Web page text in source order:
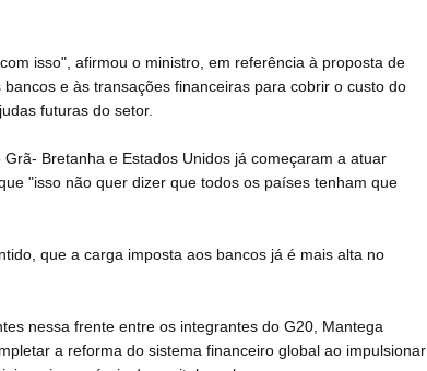
isso", afirmou o ministro, em referência à proposta de
e às transações financeiras para cobrir o custo do
futuras do setor.
Bretanha e Estados Unidos já começaram a atuar
"isso não quer dizer que todos os países tenham que
que a carga imposta aos bancos já é mais alta no
nessa frente entre os integrantes do G20, Mantega
a reforma do sistema financeiro global ao impulsionar